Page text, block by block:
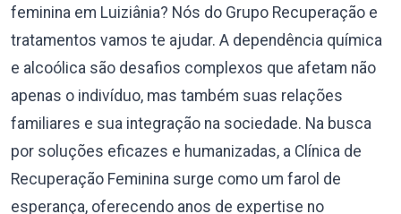
feminina em Luiziânia? Nós do Grupo Recuperação e
tratamentos vamos te ajudar. A dependência química
e alcoólica são desafios complexos que afetam não
apenas o indivíduo, mas também suas relações
familiares e sua integração na sociedade. Na busca
por soluções eficazes e humanizadas, a Clínica de
Recuperação Feminina surge como um farol de
esperança, oferecendo anos de expertise no